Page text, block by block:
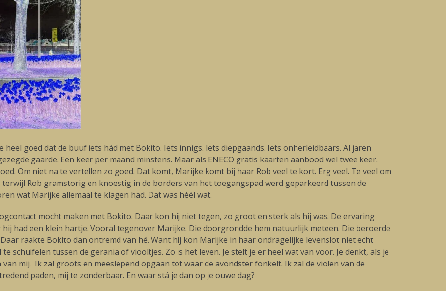
heel goed dat de buuf iets hád met Bokito. Iets innigs. Iets diepgaands. Iets onherleidbaars. Al jaren
gaarde. Een keer per maand minstens. Maar als ENECO gratis kaarten aanbood wel twee keer.
Om niet na te vertellen zo goed. Dat komt, Marijke komt bij haar Rob veel te kort. Erg veel. Te veel om
Rob gramstorig en knoestig in de borders van het toegangspad werd geparkeerd tussen de
wat Marijke allemaal te klagen had. Dat was héél wat.
mocht maken met Bokito. Daar kon hij niet tegen, zo groot en sterk als hij was. De ervaring
had een klein hartje. Vooral tegenover Marijke. Die doorgrondde hem natuurlijk meteen. Die beroerde
raakte Bokito dan ontremd van hé. Want hij kon Marijke in haar ondragelijke levenslot niet echt
schuifelen tussen de gerania of viooltjes. Zo is het leven. Je stelt je er heel wat van voor. Je denkt, als je
mij. Ik zal groots en meeslepend opgaan tot waar de avondster fonkelt. Ik zal de violen van de
paden, mij te zonderbaar. En waar stá je dan op je ouwe dag?